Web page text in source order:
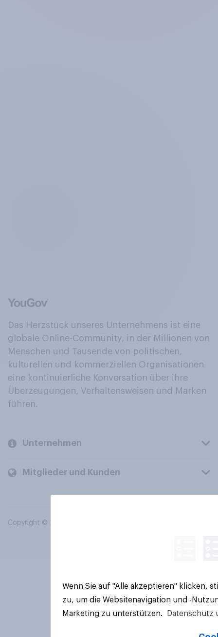
Das Herzstück unseres Unternehmens ist eine
globale Online-Community, in der Millionen von
Menschen und Tausende von politischen,
kulturellen und kommerziellen Organisationen
eine kontinuierliche Konversation über ihre
Überzeugungen, Verhaltensweisen und Marken
führen.
Unternehmen
Mitglieder und Kunden
Copyright © 2026 YouGov PLC. Alle Rechte vorbehalten.
Wenn Sie auf "Alle akzeptieren" klicken,
zu, um die Websitenavigation und -
Marketing zu unterstützen.
Datenschutz